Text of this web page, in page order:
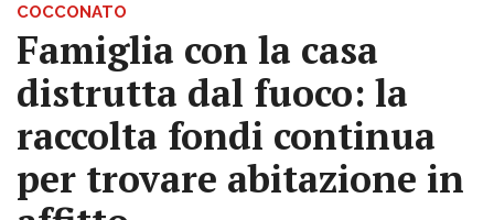
COCCONATO
Famiglia con la casa
distrutta dal fuoco: la
raccolta fondi continua
per trovare abitazione in